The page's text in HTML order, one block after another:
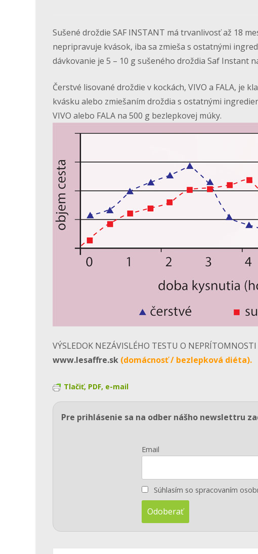
Sušené droždie SAF INSTANT má trvanlivosť až 18
nepripravuje kvások, iba sa zmieša s ostatnými
dávkovanie je 5 – 10 g sušeného droždia Saf Instant
Čerstvé lisované droždie v kockách, VIVO a FALA, je
kvásku alebo zmiešaním droždia s ostatnými
VIVO alebo FALA na 500 g bezlepkovej múky.
VÝSLEDOK NEZÁVISLÉHO TESTU O
www.lesaffre.sk (domácnosť / bezlepková diéta).
Tlačiť, PDF, e-mail
Pre prihlásenie sa na odber nášho newslettru
Email
Súhlasím so spracovaním